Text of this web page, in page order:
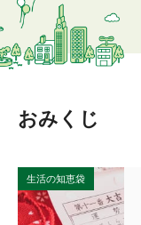
おみくじ
生活の知恵袋